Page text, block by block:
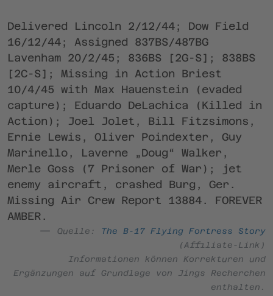
Delivered Lincoln 2/12/44; Dow Field
16/12/44; Assigned 837BS/487BG
Lavenham 20/2/45; 836BS [2G-S]; 838BS
[2C-S]; Missing in Action Briest
10/4/45 with Max Hauenstein (evaded
capture); Eduardo DeLachica (Killed in
Action); Joel Jolet, Bill Fitzsimons,
Ernie Lewis, Oliver Poindexter, Guy
Marinello, Laverne „Doug“ Walker,
Merle Goss (7 Prisoner of War); jet
enemy aircraft, crashed Burg, Ger.
Missing Air Crew Report 13884. FOREVER
AMBER.
Quelle:
The B-17 Flying Fortress Story
(Affiliate-Link)
Informationen können Korrekturen und
Ergänzungen auf Grundlage von Jings Recherchen
enthalten.